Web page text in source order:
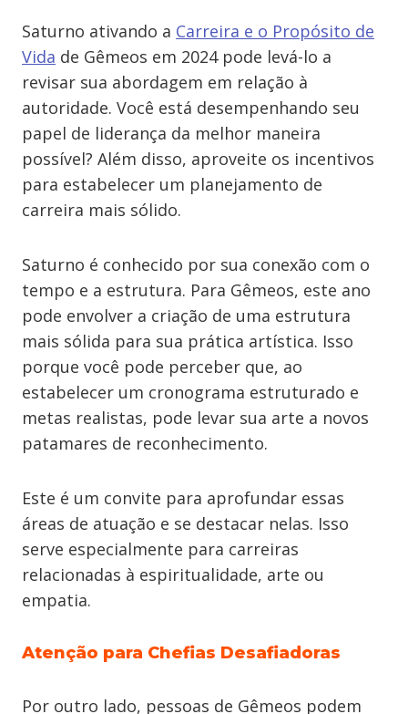
Saturno ativando a Carreira e o Propósito de
Vida de Gêmeos em 2024 pode levá-lo a
revisar sua abordagem em relação à
autoridade. Você está desempenhando seu
papel de liderança da melhor maneira
possível? Além disso, aproveite os incentivos
para estabelecer um planejamento de
carreira mais sólido.
Saturno é conhecido por sua conexão com o
tempo e a estrutura. Para Gêmeos, este ano
pode envolver a criação de uma estrutura
mais sólida para sua prática artística. Isso
porque você pode perceber que, ao
estabelecer um cronograma estruturado e
metas realistas, pode levar sua arte a novos
patamares de reconhecimento.
Este é um convite para aprofundar essas
áreas de atuação e se destacar nelas. Isso
serve especialmente para carreiras
relacionadas à espiritualidade, arte ou
empatia.
Atenção para Chefias Desafiadoras
Por outro lado, pessoas de Gêmeos podem